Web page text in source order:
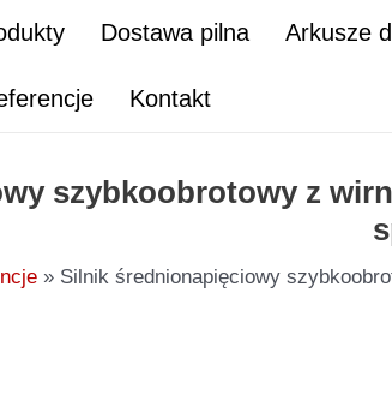
Dostawa pilna Arkusze
Kontakt
szybkoobrotowy z
Silnik średnionapięciowy